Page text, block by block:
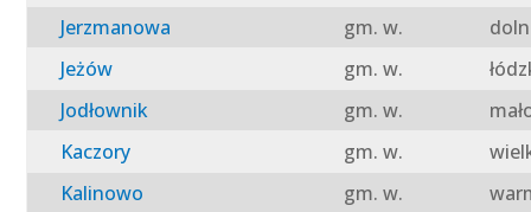
Jerzmanowa
gm. w.
Jeżów
gm. w.
Jodłownik
gm. w.
Kaczory
gm. w.
Kalinowo
gm. w.